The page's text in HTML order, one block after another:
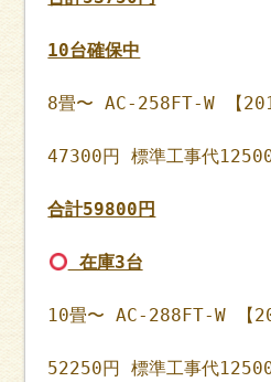
10台確保中
8畳〜 AC-258FT-W 【
47300円 標準工事代
合計59800円
在庫3台
10畳〜 AC-288FT-W 【
52250円 標準工事代